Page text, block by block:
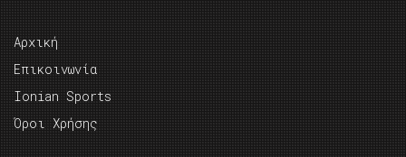
Αρχική
Επικοινωνία
Ionian Sports
Όροι Χρήσης